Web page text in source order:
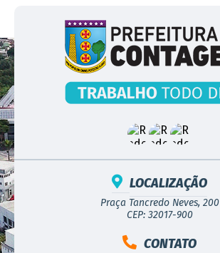
LOCALIZAÇÃO
Praça Tancredo Neves, 200
CEP: 32017-900
CONTATO